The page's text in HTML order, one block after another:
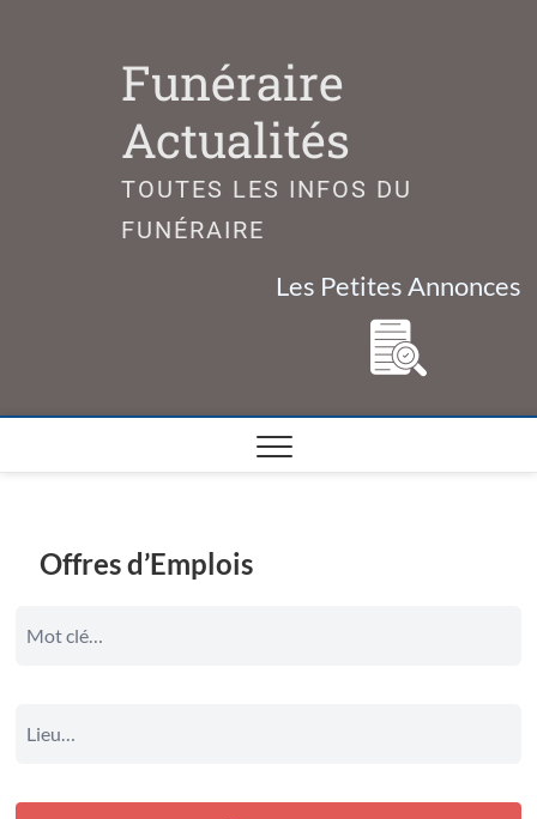
Funéraire
Actualités
TOUTES LES INFOS DU
FUNÉRAIRE
Les Petites Annonces
Offres d’Emplois